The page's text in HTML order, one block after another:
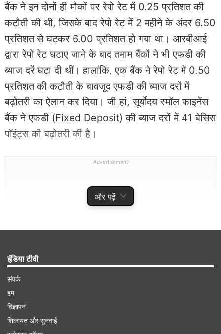
और पढ़ें
बैंक ने इन दोनों ही मौकों पर रेपो रेट में 0.25 प्रतिशत की
कटौती की थी, जिसके बाद रेपो रेट में 2 महीने के अंदर 6.50
प्रतिशत से घटकर 6.00 प्रतिशत हो गया था। आरबीआई
द्वारा रेपो रेट घटाए जाने के बाद तमाम बैंकों ने भी एफडी की
ब्याज दरें घटा दी थीं। हालांकि, एक बैंक ने रेपो रेट में 0.50
प्रतिशत की कटौती के बावजूद एफडी की ब्याज दरों में
बढ़ोतरी का ऐलान कर दिया। जी हां, सूर्योदय स्मॉल फाइनेंस
बैंक ने एफडी (Fixed Deposit) की ब्याज दरों में 41 बेसिस
पॉइंट्स की बढ़ोतरी की है।
Advertisement
एफडी पर मिलेगा 9.10 प्रतिशत तक का ब्याज
सूर्योदय स्मॉल फाइनेंस बैंक ने कुछ खास अवधि वाली एफडी
इंडिया टीवी
संपर्क
हम
विज्ञापन
शिकायत और सुनवाई